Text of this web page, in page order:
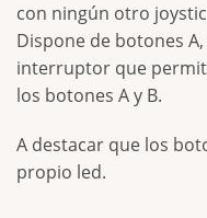
con ningún otro
Dispone de botones
interruptor que
los botones A y B.
A destacar que los
propio led.